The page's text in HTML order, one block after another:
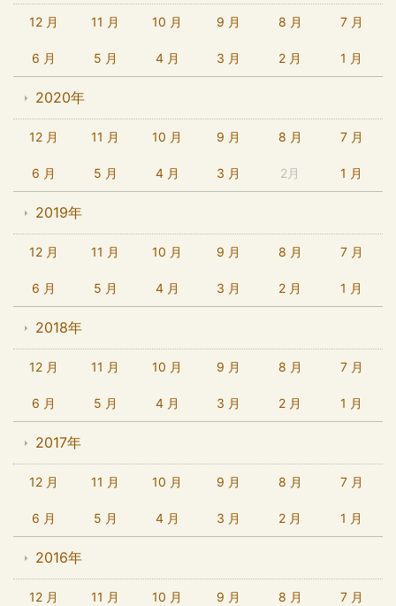
12 月 11 月 10 月 9 月 8 月 7 月
6 月 5 月 4 月 3 月 2 月 1 月
2020年
12 月 11 月 10 月 9 月 8 月 7 月
6 月 5 月 4 月 3 月 2月 1 月
2019年
12 月 11 月 10 月 9 月 8 月 7 月
6 月 5 月 4 月 3 月 2 月 1 月
2018年
12 月 11 月 10 月 9 月 8 月 7 月
6 月 5 月 4 月 3 月 2 月 1 月
2017年
12 月 11 月 10 月 9 月 8 月 7 月
6 月 5 月 4 月 3 月 2 月 1 月
2016年
12 月 11 月 10 月 9 月 8 月 7 月